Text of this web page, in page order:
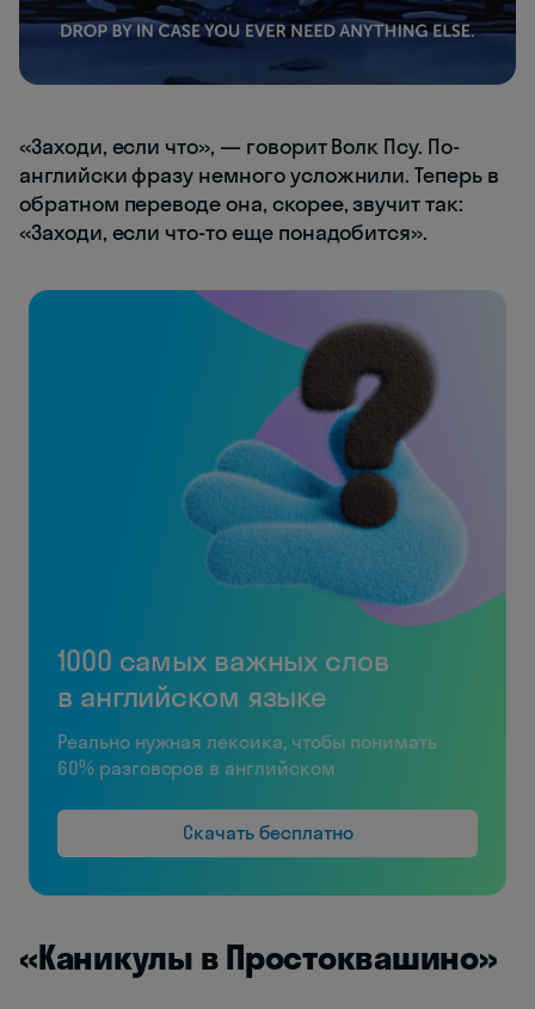
«Заходи, если что», — говорит Волк Псу. По-
английски фразу немного усложнили. Теперь в
обратном переводе она, скорее, звучит так:
«Заходи, если что-то еще понадобится».
1000 самых важных слов
в английском языке
Реально нужная лексика, чтобы понимать
60% разговоров в английском
Скачать бесплатно
«Каникулы в Простоквашино»